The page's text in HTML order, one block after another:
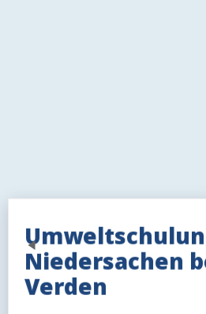
Niedersachen
Verden
Previous